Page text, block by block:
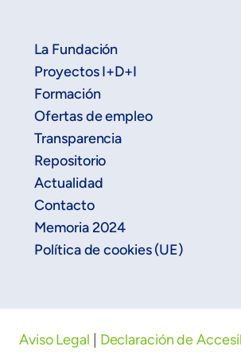
La Fundación
Proyectos I+D+I
Formación
Ofertas de empleo
Transparencia
Repositorio
Actualidad
Contacto
Memoria 2024
Política de cookies (UE)
Aviso Legal Declaración de